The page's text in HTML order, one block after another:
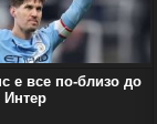
е все по-близо до
Интер